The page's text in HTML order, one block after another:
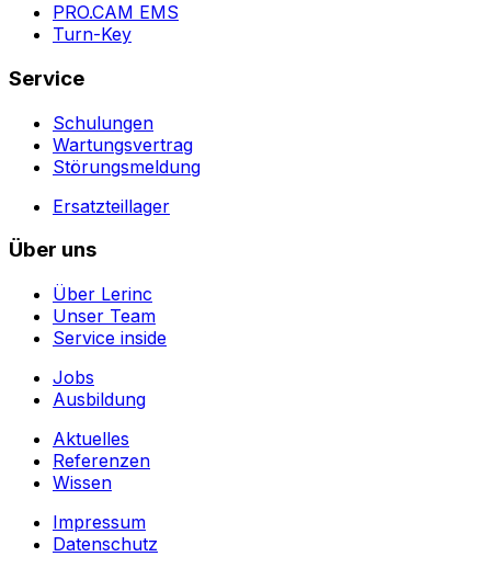
PRO.CAM EMS
Turn-Key
Service
Schulungen
Wartungsvertrag
Störungsmeldung
Ersatzteillager
Über uns
Über Lerinc
Unser Team
Service inside
Jobs
Ausbildung
Aktuelles
Referenzen
Wissen
Impressum
Datenschutz